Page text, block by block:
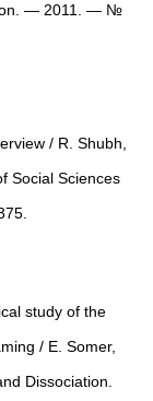
— 2011. — №
/ R. Shubh,
Social Sciences
study of the
/ E. Somer,
Dissociation.